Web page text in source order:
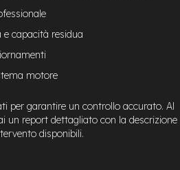
capacità residua
motore
per garantire un controllo accurato. Al
un report dettagliato con la descrizione
disponibili.